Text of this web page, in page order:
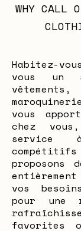
WHY CALL
Habitez-
vous un
vous
chez
service
proposons
vos
pour une
favorites